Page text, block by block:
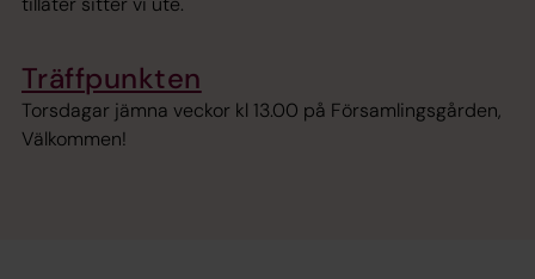
Träffpunkten
Torsdagar jämna veckor kl 13.00 på Församlingsgården,
Välkommen!